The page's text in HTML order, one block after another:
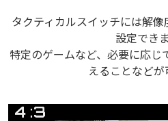
タクティカルスイッチには解
設定できま
特定のゲームなど、必要に応
えることなどが